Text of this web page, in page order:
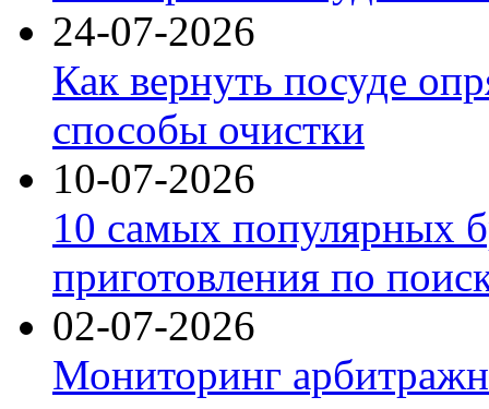
24-07-2026
Как вернуть посуде
способы очистки
10-07-2026
10 самых популярных
приготовления по
02-07-2026
Мониторинг